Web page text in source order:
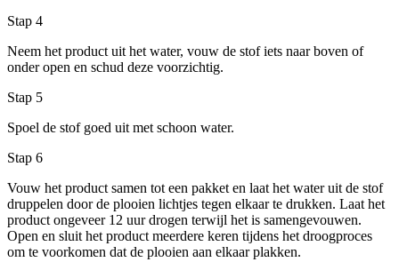
Stap 4
Neem het product uit het water, vouw de stof iets naar boven of
onder open en schud deze voorzichtig.
Stap 5
Spoel de stof goed uit met schoon water.
Stap 6
Vouw het product samen tot een pakket en laat het water uit de stof
druppelen door de plooien lichtjes tegen elkaar te drukken. Laat het
product ongeveer 12 uur drogen terwijl het is samengevouwen.
Open en sluit het product meerdere keren tijdens het droogproces
om te voorkomen dat de plooien aan elkaar plakken.